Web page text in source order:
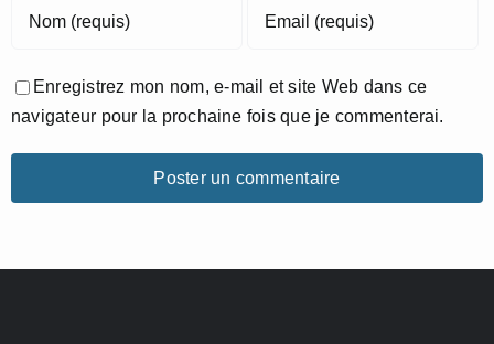
Enregistrez mon nom, e-mail et site Web dans ce
navigateur pour la prochaine fois que je commenterai.